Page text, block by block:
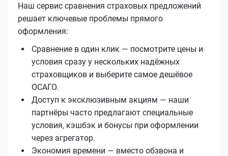
Наш сервис сравнения страховых предложений
решает ключевые проблемы прямого
оформления:
Сравнение в один клик — посмотрите цены и
условия сразу у нескольких надёжных
страховщиков и выберите самое дешёвое
ОСАГО.
Доступ к эксклюзивным акциям — наши
партнёры часто предлагают специальные
условия, кэшбэк и бонусы при оформлении
через агрегатор.
Экономия времени — вместо обзвона и